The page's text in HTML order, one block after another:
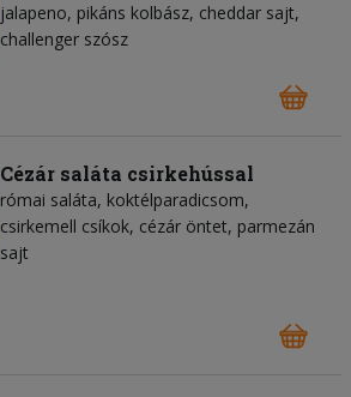
jalapeno, pikáns kolbász, cheddar sajt,
challenger szósz
Cézár saláta csirkehússal
római saláta, koktélparadicsom,
csirkemell csíkok, cézár öntet, parmezán
sajt